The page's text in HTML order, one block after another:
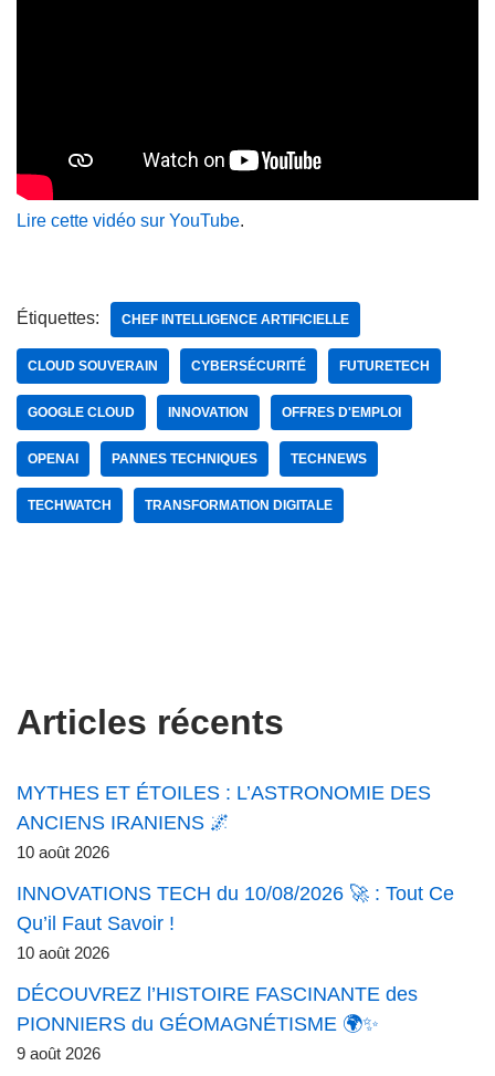
Lire cette vidéo sur YouTube.
Étiquettes: CHEF INTELLIGENCE ARTIFICIELLE
CLOUD SOUVERAIN CYBERSÉCURITÉ FUTURETECH
GOOGLE CLOUD INNOVATION OFFRES D'EMPLOI
OPENAI PANNES TECHNIQUES TECHNEWS
TECHWATCH TRANSFORMATION DIGITALE
Articles récents
MYTHES ET ÉTOILES : L’ASTRONOMIE DES
ANCIENS IRANIENS 🌌
10 août 2026
INNOVATIONS TECH du 10/08/2026 🚀 : Tout Ce
Qu’il Faut Savoir !
10 août 2026
DÉCOUVREZ l’HISTOIRE FASCINANTE des
PIONNIERS du GÉOMAGNÉTISME 🌍✨
9 août 2026